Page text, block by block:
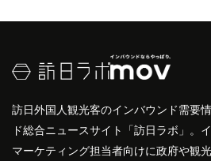
訪日外国人観光客のインバウンド需要
ド総合ニュースサイト「訪日ラボ」。
マーケティング担当者向けに政府や観